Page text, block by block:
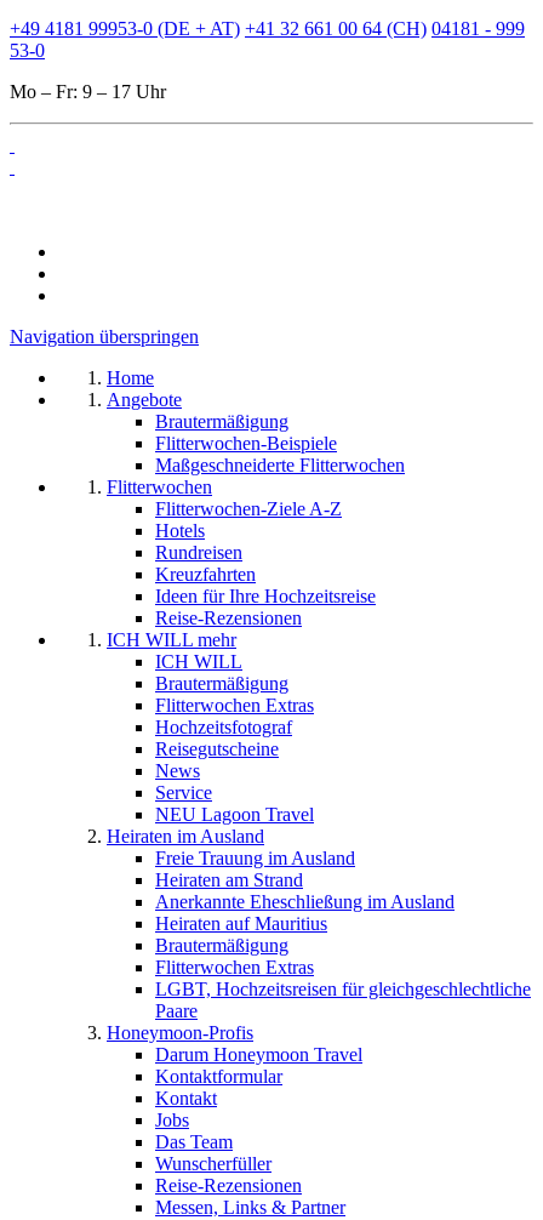
+49 4181 99953-0 (DE + AT) +41 32 661 00 64 (CH) 04181 - 999
53-0
Mo – Fr: 9 – 17 Uhr
Navigation überspringen
Home
Angebote
Brautermäßigung
Flitterwochen-Beispiele
Maßgeschneiderte Flitterwochen
Flitterwochen
Flitterwochen-Ziele A-Z
Hotels
Rundreisen
Kreuzfahrten
Ideen für Ihre Hochzeitsreise
Reise-Rezensionen
ICH WILL mehr
ICH WILL
Brautermäßigung
Flitterwochen Extras
Hochzeitsfotograf
Reisegutscheine
News
Service
NEU Lagoon Travel
Heiraten im Ausland
Freie Trauung im Ausland
Heiraten am Strand
Anerkannte Eheschließung im Ausland
Heiraten auf Mauritius
Brautermäßigung
Flitterwochen Extras
LGBT, Hochzeitsreisen für gleichgeschlechtliche
Paare
Honeymoon-Profis
Darum Honeymoon Travel
Kontaktformular
Kontakt
Jobs
Das Team
Wunscherfüller
Reise-Rezensionen
Messen, Links & Partner